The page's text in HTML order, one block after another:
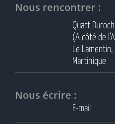
Nous rencontrer :
Quart
(A côté de
Le
Martinique
Nous écrire :
E-mail